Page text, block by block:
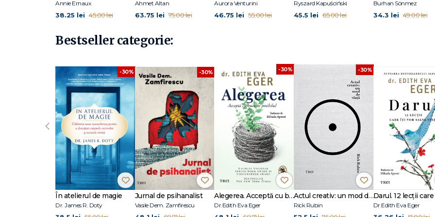
a regizoarei Nazanin Sahamizadeh.
Annie Ernaux
38.25 lei 45.00 lei
Ahmet Altan
63.75 lei 75.00 lei
Aurora Venturini
46.75 lei 55.00 lei
Ryszard Kapuściński
45.5 lei 65.00 lei
Burhan Sönmez
34.3 lei 49.00 lei
Bestseller categorie:
-30%
În atelierul de magie
Dr. James R. Doty
-30%
Jurnal de psihanalist
Vasile Dem. Zamfirescu
-30%
Alegerea. Acceptă cu bucurie posibilul
Dr.Edith Eva Eger
-30%
Actul creativ: un mod de viață
Rick Rubin Dr.Edith Eva Eger
‹